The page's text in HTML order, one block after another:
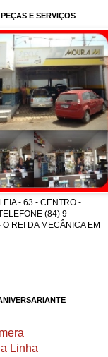
E SERVIÇOS
- 63 - CENTRO -
(84) 9
REI DA MECÂNICA EM
Linha